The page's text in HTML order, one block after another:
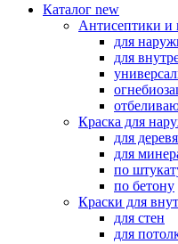
Каталог new
Антисептики и
для
для
Краска для
для
для
по
по бетону
Краски для
для стен
для